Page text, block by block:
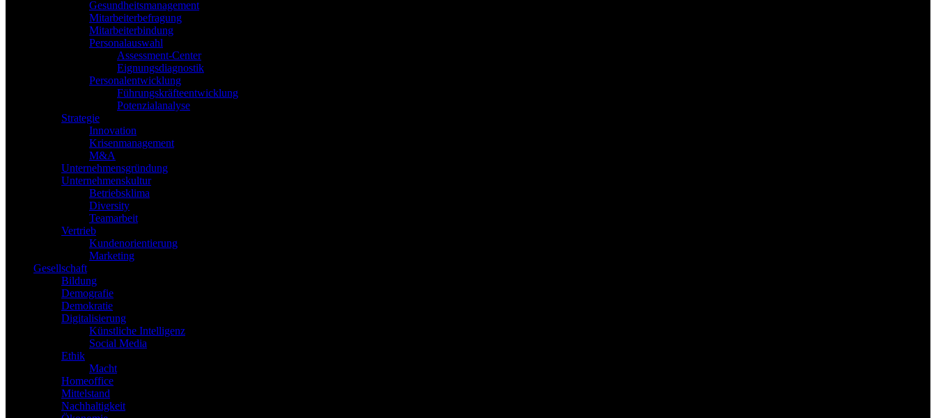
Gesundheitsmanagement
Mitarbeiterbefragung
Mitarbeiterbindung
Personalauswahl
Assessment-Center
Eignungsdiagnostik
Personalentwicklung
Führungskräfteentwicklung
Potenzialanalyse
Strategie
Innovation
Krisenmanagement
M&A
Unternehmensgründung
Unternehmenskultur
Betriebsklima
Diversity
Teamarbeit
Vertrieb
Kundenorientierung
Marketing
Gesellschaft
Bildung
Demografie
Demokratie
Digitalisierung
Künstliche Intelligenz
Social Media
Ethik
Macht
Homeoffice
Mittelstand
Nachhaltigkeit